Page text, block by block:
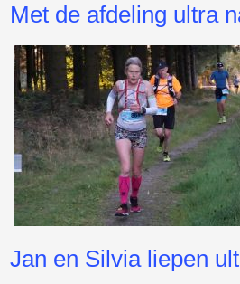
Met de afdeling ultra
Jan en Silvia liepen